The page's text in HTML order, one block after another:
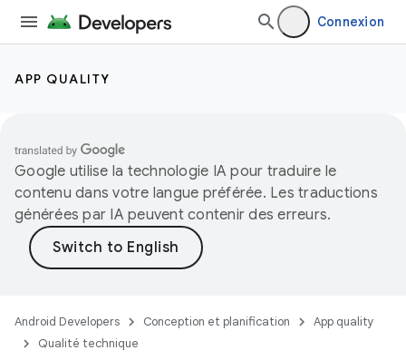
Connexion
APP QUALITY
Google utilise la technologie IA pour traduire le
contenu dans votre langue préférée. Les traductions
générées par IA peuvent contenir des erreurs.
Android Developers Conception et planification
App quality
Qualité technique